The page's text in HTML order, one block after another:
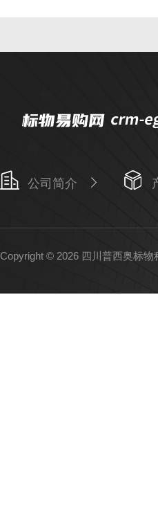
公司简介
Copyright © 2026 四川普西奥标